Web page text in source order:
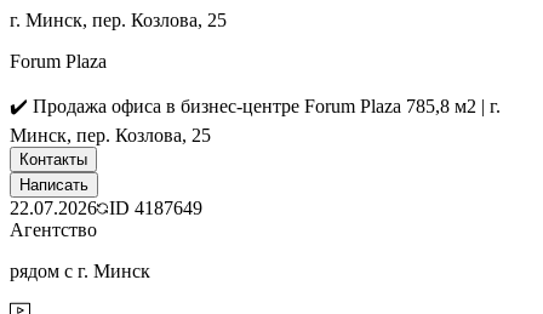
г. Минск, пер. Козлова, 25
Forum Plaza
✔️ Продажа офиса в бизнес-центре Forum Plaza 785,8 м2 | г.
Минск, пер. Козлова, 25
Контакты
Написать
22.07.2026 ID 4187649
Агентство
рядом с г. Минск